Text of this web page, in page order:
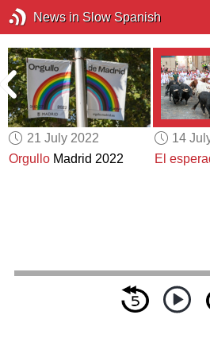
News in Slow Spanish
21 July 2022
Orgullo Madrid 2022
14
El